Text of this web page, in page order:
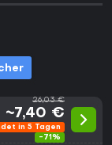
26,03 €
~7,40 €
in 5 Tagen
-71%